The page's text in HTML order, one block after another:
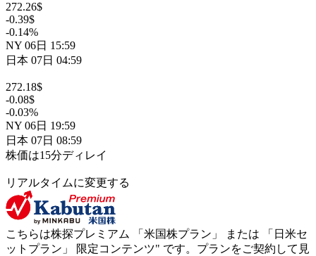
272.26$
-0.39$
-0.14%
NY 06日 15:59
日本 07日 04:59
272.18$
-0.08$
-0.03%
NY 06日 19:59
日本 07日 08:59
株価は15分ディレイ
リアルタイムに変更する
こちらは株探プレミアム 「 米国株プラン 」 または 「 日米セ
ットプラン 」 限定コンテンツ" です。プランをご契約して見